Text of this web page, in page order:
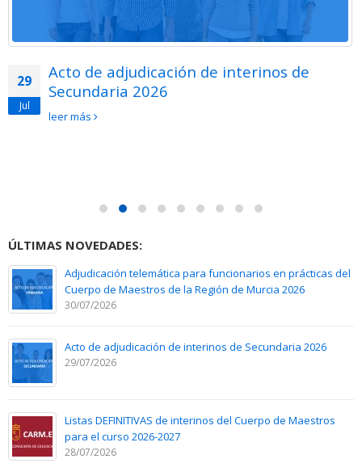
29
Jul
Acto de adjudicación de interinos de
Secundaria 2026
leer más
ÚLTIMAS NOVEDADES:
Adjudicación telemática para funcionarios en prácticas del
Cuerpo de Maestros de la Región de Murcia 2026
30/07/2026
Acto de adjudicación de interinos de Secundaria 2026
29/07/2026
Listas DEFINITIVAS de interinos del Cuerpo de Maestros
para el curso 2026-2027
28/07/2026